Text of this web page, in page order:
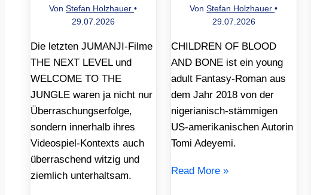
VonStefan Holzhauer•
29.07.2026
Die letzten JUMANJI-Filme
THE NEXT LEVEL und
WELCOME TO THE
JUNGLE waren ja nicht nur
Überraschungserfolge,
sondern innerhalb ihres
Videospiel-Kontexts auch
überraschend witzig und
ziemlich unterhaltsam.
VonStefan Holzhauer•
29.07.2026
CHILDREN OF BLOOD
AND BONE ist ein young
adult Fantasy-Roman aus
dem Jahr 2018 von der
nigerianisch-stämmigen
US-amerikanischen Autorin
Tomi Adeyemi.
Read More »